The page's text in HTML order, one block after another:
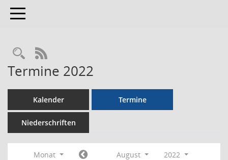
Toggle navigation
RSS-Feed
Termine 2022
Kalender Termine
Niederschriften
Monat August
2022